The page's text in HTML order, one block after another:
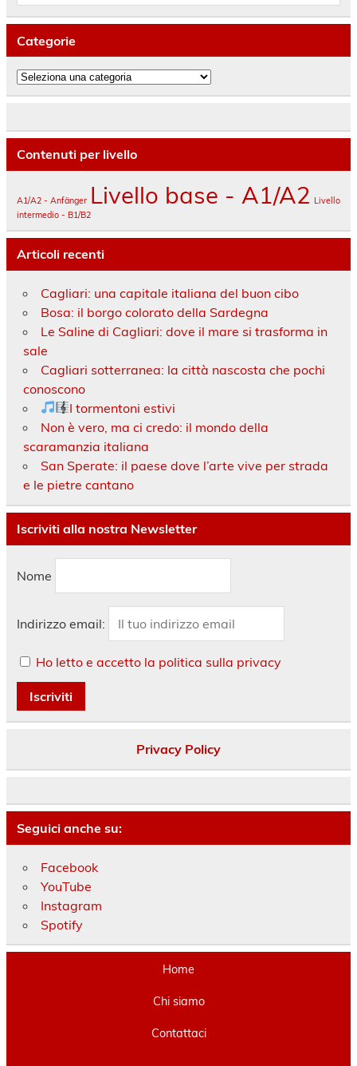
Categorie
Categorie
Contenuti per livello
A1/A2 - Anfänger Livello base - A1/A2 Livello
intermedio - B1/B2
Articoli recenti
Cagliari: una capitale italiana del buon cibo
Bosa: il borgo colorato della Sardegna
Le Saline di Cagliari: dove il mare si trasforma in
sale
Cagliari sotterranea: la città nascosta che pochi
conoscono
I tormentoni estivi
Non è vero, ma ci credo: il mondo della
scaramanzia italiana
San Sperate: il paese dove l’arte vive per strada
e le pietre cantano
Iscriviti alla nostra Newsletter
Nome
Indirizzo email:
Ho letto e accetto la politica sulla privacy
Privacy Policy
Seguici anche su:
Facebook
YouTube
Instagram
Spotify
Home
Chi siamo
Contattaci